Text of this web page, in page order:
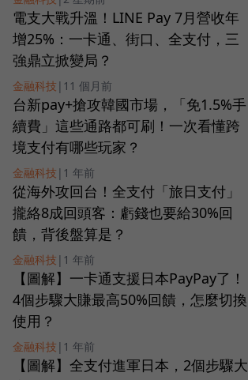
電支大戰升溫！LINE Pay 7月營收年
增25%：一卡通、街口、全支付，三
強鼎立掀變局？
金融科技 | 11 個月前
台新pay+搶攻韓國市場，「免1.5%手
續費」這些通路都可刷！一次看懂跨
境支付有哪些玩家？
金融科技 | 1 年前
從海外攻回台！全支付「旅日支付」
攏絡8成回頭客：虧錢也要給30%回
饋，背後盤算是？
金融科技 | 1 年前
【圖解】一卡通支援日本PayPay了！
4個步驟大賺最高50%回饋，怎麼切換
使用？
金融科技 | 1 年前
【圖解】全支付進軍日本，2個步驟大